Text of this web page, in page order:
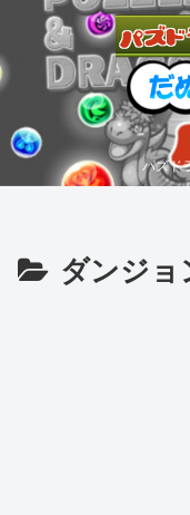
パズド
ダンジョ